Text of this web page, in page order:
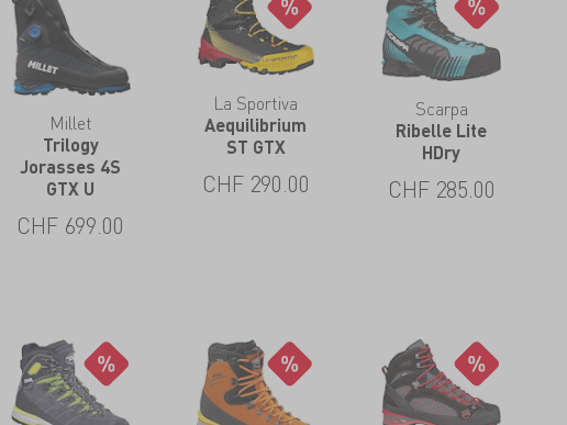
Millet
Trilogy
Jorasses 4S
GTX U
CHF 699.00
La Sportiva
Aequilibrium
ST GTX
CHF 290.00
Scarpa
Ribelle Lite
HDry
CHF 285.00